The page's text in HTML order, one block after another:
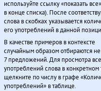
Туруӈи авгарачимнил
Турэн – илэды баин (2013)
Хавал мудана ачин (2013)
Хаварук ООО
Хаварук ООО
Хэгдыл, эӈэсил, савкал илэл
Хэгдыл, эӈэсил, савкал илэл
Эвенкиядук сониӈил —
используйте ссылку «показать все»
в конце списка). После
слова в скобках указывается
его употреблений в данной
В качестве примеров в контексте
случайным образом отбираются
7 предложений. Для просмотра
употреблений слова в конкретном
щелкните по числу в графе
употреблений» в таблице.